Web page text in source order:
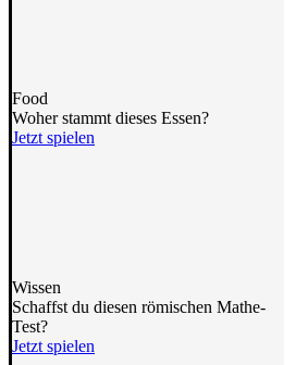
Food
Woher stammt dieses Essen?
Jetzt spielen
Wissen
Schaffst du diesen römischen Mathe-
Test?
Jetzt spielen